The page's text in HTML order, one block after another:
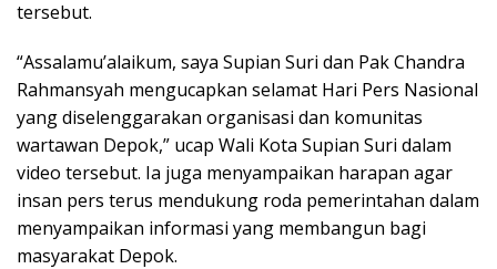
tersebut.
“Assalamu’alaikum, saya Supian Suri dan Pak Chandra
Rahmansyah mengucapkan selamat Hari Pers Nasional
yang diselenggarakan organisasi dan komunitas
wartawan Depok,” ucap Wali Kota Supian Suri dalam
video tersebut. Ia juga menyampaikan harapan agar
insan pers terus mendukung roda pemerintahan dalam
menyampaikan informasi yang membangun bagi
masyarakat Depok.